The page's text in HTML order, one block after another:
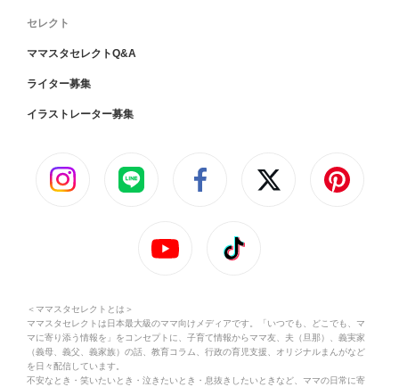
セレクト
ママスタセレクトQ&A
ライター募集
イラストレーター募集
＜ママスタセレクトとは＞
ママスタセレクトは日本最大級のママ向けメディアです。「いつでも、どこでも、マ
マに寄り添う情報を」をコンセプトに、子育て情報からママ友、夫（旦那）、義実家
（義母、義父、義家族）の話、教育コラム、行政の育児支援、オリジナルまんがなど
を日々配信しています。
不安なとき・笑いたいとき・泣きたいとき・息抜きしたいときなど、ママの日常に寄